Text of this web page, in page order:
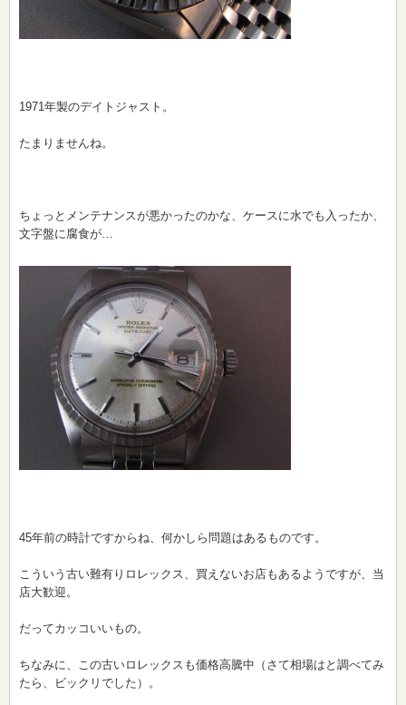
1971年製のデイトジャスト。
たまりませんね。
ちょっとメンテナンスが悪かったのかな、ケースに水でも入ったか、
文字盤に腐食が…
45年前の時計ですからね、何かしら問題はあるものです。
こういう古い難有りロレックス、買えないお店もあるようですが、当
店大歓迎。
だってカッコいいもの。
ちなみに、この古いロレックスも価格高騰中（さて相場はと調べてみ
たら、ビックリでした）。